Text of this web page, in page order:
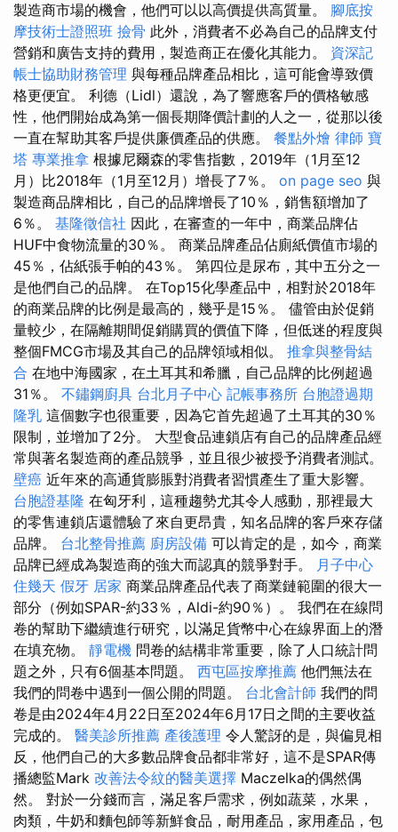
製造商市場的機會，他們可以以高價提供高質量。 腳底按
摩技術士證照班 撿骨 此外，消費者不必為自己的品牌支付
營銷和廣告支持的費用，製造商正在優化其能力。 資深記
帳士協助財務管理 與每種品牌產品相比，這可能會導致價
格更便宜。 利德（Lidl）還說，為了響應客戶的價格敏感
性，他們開始成為第一個長期降價計劃的人之一，從那以後
一直在幫助其客戶提供廉價產品的供應。 餐點外燴 律師 寶
塔 專業推拿 根據尼爾森的零售指數，2019年（1月至12
月）比2018年（1月至12月）增長了7％。 on page seo 與
製造商品牌相比，自己的品牌增長了10％，銷售額增加了
6％。 基隆徵信社 因此，在審查的一年中，商業品牌佔
HUF中食物流量的30％。 商業品牌產品佔廁紙價值市場的
45％，佔紙張手帕的43％。 第四位是尿布，其中五分之一
是他們自己的品牌。 在Top15化學產品中，相對於2018年
的商業品牌的比例是最高的，幾乎是15％。 儘管由於促銷
量較少，在隔離期間促銷購買的價值下降，但低迷的程度與
整個FMCG市場及其自己的品牌領域相似。 推拿與整骨結
合 在地中海國家，在土耳其和希臘，自己品牌的比例超過
31％。 不鏽鋼廚具 台北月子中心 記帳事務所 台胞證過期
隆乳 這個數字也很重要，因為它首先超過了土耳其的30％
限制，並增加了2分。 大型食品連鎖店有自己的品牌產品經
常與著名製造商的產品競爭，並且很少被授予消費者測試。
壁癌 近年來的高通貨膨脹對消費者習慣產生了重大影響。
台胞證基隆 在匈牙利，這種趨勢尤其令人感動，那裡最大
的零售連鎖店還體驗了來自更昂貴，知名品牌的客戶來存儲
品牌。 台北整骨推薦 廚房設備 可以肯定的是，如今，商業
品牌已經成為製造商的強大而認真的競爭對手。 月子中心
住幾天 假牙 居家 商業品牌產品代表了商業鏈範圍的很大一
部分（例如SPAR-約33％，Aldi-約90％）。 我們在在線問
卷的幫助下繼續進行研究，以滿足貨幣中心在線界面上的潛
在填充物。 靜電機 問卷的結構非常重要，除了人口統計問
題之外，只有6個基本問題。 西屯區按摩推薦 他們無法在
我們的問卷中遇到一個公開的問題。 台北會計師 我們的問
卷是由2024年4月22日至2024年6月17日之間的主要收益
完成的。 醫美診所推薦 產後護理 令人驚訝的是，與偏見相
反，他們自己的大多數品牌食品都非常好，這不是SPAR傳
播總監Mark 改善法令紋的醫美選擇 Maczelka的偶然偶
然。 對於一分錢而言，滿足客戶需求，例如蔬菜，水果，
肉類，牛奶和麵包師等新鮮食品，耐用產品，家用產品，包